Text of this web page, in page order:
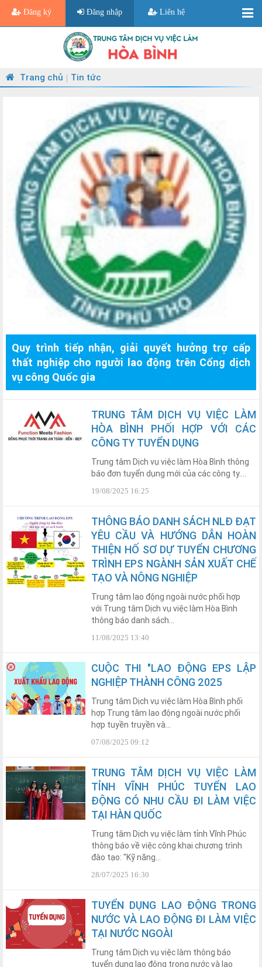
Đăng ký Đăng nhập Liên hệ
Trang chủ Tin tức
Quy trình tiếp nhận, giải quyết hưởng trợ cấp
thất nghiệp cho người lao động trên Cổng dịch
vụ công Quốc gia
TRUNG TÂM DỊCH VỤ VIỆC LÀM
HÒA BÌNH PHỐI HỢP VỚI CÁC
CÔNG TY TUYỂN DỤNG
Trung tâm Dịch vụ việc làm Hòa Bình thông
báo đơn tuyển dụng mới của các công ty....
19/08/2025 16:25
THÔNG BÁO DANH SÁCH NLĐ ĐẠT
YÊU CẦU VÀ HƯỚNG DẪN HOÀN
THIỆN HỐ SƠ DỰ TUYỂN CHƯƠNG
TRÌNH EPS NGÀNH SẢN XUẤT CHẾ
TẠO VÀ NÔNG NGHIỆP
Trung tâm lao động ngoài nước phối hợp
với Trung tâm Dịch vụ việc làm Hòa Bình
thông báo danh sách...
11/08/2025 13:40
CUỘC THI "LAO ĐỘNG EPS LẬP
NGHIỆP THÀNH CÔNG 2025
Trung tâm Dịch vụ việc làm Hòa Bình phối
hợp Trung tâm lao động ngoài nước phối
hợp tuyền truyền và...
07/08/2025 09:12
TRUNG TÂM DỊCH VỤ VIỆC LÀM
TỈNH VĨNH PHÚC TUYỂN LAO
ĐỘNG CÓ NHU CẦU ĐI LÀM VIỆC
TẠI HÀN QUỐC
Trung tâm Dịch vụ việc làm tỉnh Vĩnh Phúc
thông báo về việc công khai chương trình
đào tạo: "Kỹ năng...
28/07/2025 16:30
TUYỂN DỤNG LAO ĐỘNG TRONG
NƯỚC VÀ LAO ĐỘNG ĐI LÀM VIỆC
TẠI NƯỚC NGOÀI
Trung tâm Dịch vụ việc làm thông báo
tuyển dụng lao động trong nước và lao